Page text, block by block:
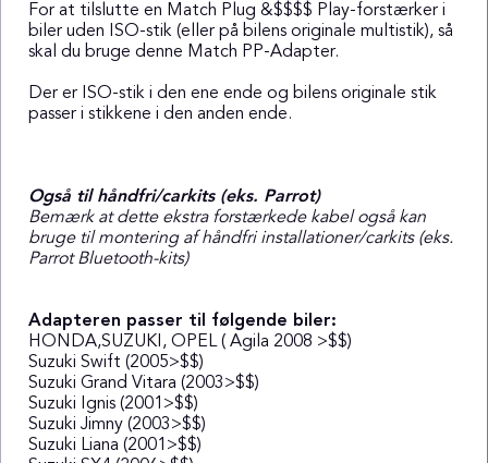
For at tilslutte en Match Plug &$$$$ Play-forstærker i
biler uden ISO-stik (eller på bilens originale multistik), så
skal du bruge denne Match PP-Adapter.
Der er ISO-stik i den ene ende og bilens originale stik
passer i stikkene i den anden ende.
Også til håndfri/carkits (eks. Parrot)
Bemærk at dette ekstra forstærkede kabel også kan
bruge til montering af håndfri installationer/carkits (eks.
Parrot Bluetooth-kits)
Adapteren passer til følgende biler:
HONDA,SUZUKI, OPEL ( Agila 2008 >$$)
Suzuki Swift (2005>$$)
Suzuki Grand Vitara (2003>$$)
Suzuki Ignis (2001>$$)
Suzuki Jimny (2003>$$)
Suzuki Liana (2001>$$)